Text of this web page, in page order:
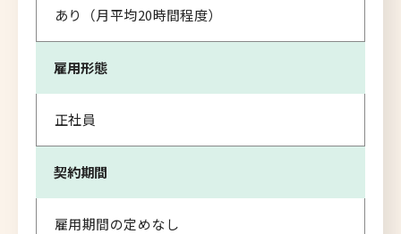
あり（月平均20時間程度）
雇用形態
正社員
契約期間
雇用期間の定めなし